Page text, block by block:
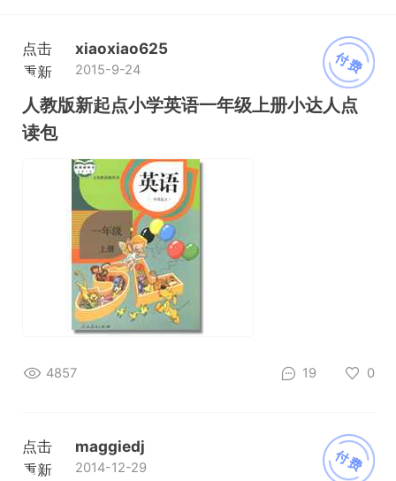
付费
点击
重新
加载
xiaoxiao625
2015-9-24
人教版新起点小学英语一年级上册小达人点
读包
4857 19 0
付费
点击
重新
maggiedj
2014-12-29